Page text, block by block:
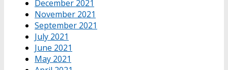
December 2021
November 2021
September 2021
July 2021
June 2021
May 2021